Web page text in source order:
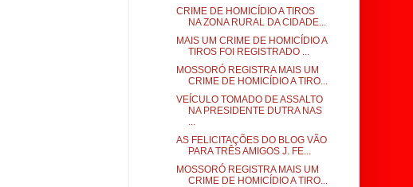
CRIME DE HOMICÍDIO A TIROS
NA ZONA RURAL DA CIDADE...
MAIS UM CRIME DE HOMICÍDIO A
TIROS FOI REGISTRADO ...
MOSSORÓ REGISTRA MAIS UM
CRIME DE HOMICÍDIO A TIRO...
VEÍCULO TOMADO DE ASSALTO
NA PRESIDENTE DUTRA NAS
...
AS FELICITAÇÕES DO BLOG VÃO
PARA TRÊS AMIGOS J. FE...
MOSSORÓ REGISTRA MAIS UM
CRIME DE HOMICÍDIO A TIRO...